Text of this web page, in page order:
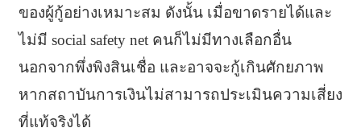
ของผู้กู้อย่างเหมาะสม ดังนั้น เมื่อขาดรายได้และ
ไม่มี social safety net คนก็ไม่มีทางเลือกอื่น
นอกจากพึ่งพิงสินเชื่อ และอาจจะกู้เกินศักยภาพ
หากสถาบันการเงินไม่สามารถประเมินความเสี่ยง
ที่แท้จริงได้